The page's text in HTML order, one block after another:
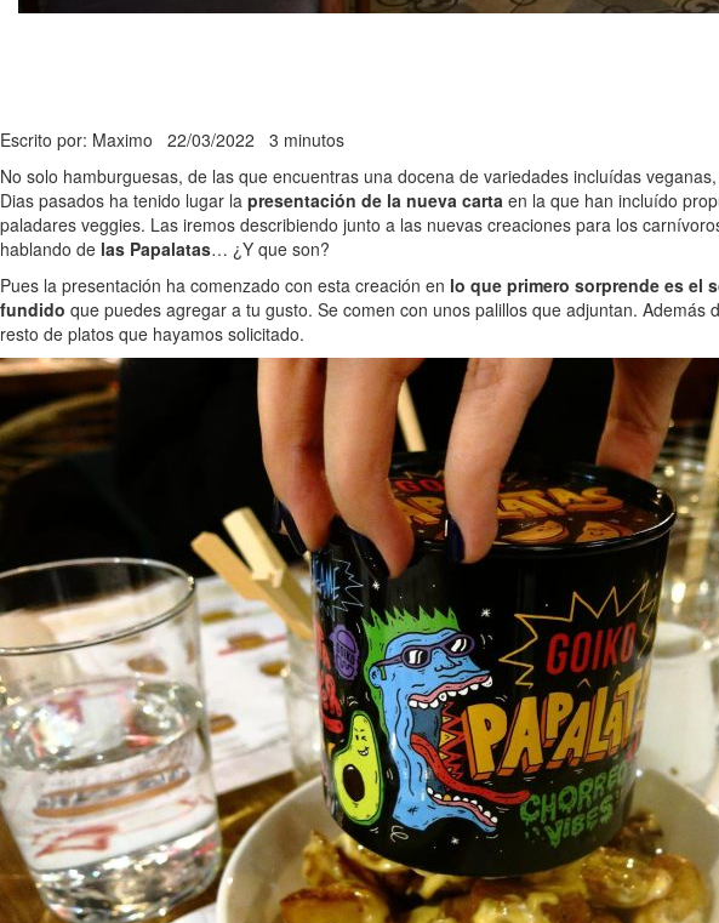
Escrito por: Maximo 22/03/2022 3 minutos
No solo hamburguesas, de las que encuentras una docena de variedades incluídas
Dias pasados ha tenido lugar la presentación de la nueva carta en la que han incluído
paladares veggies. Las iremos describiendo junto a las nuevas creaciones para los
hablando de las Papalatas… ¿Y que son?
Pues la presentación ha comenzado con esta creación en lo que primero sorprende es el
fundido que puedes agregar a tu gusto. Se comen con unos palillos que adjuntan. Además
resto de platos que hayamos solicitado.